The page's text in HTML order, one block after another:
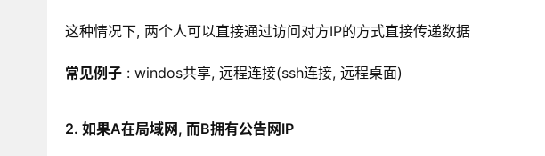
这种情况下, 两个人可以直接通过访问对方IP的方式直接传递数据
常见例子 : windos共享, 远程连接(ssh连接, 远程桌面)
2. 如果A在局域网, 而B拥有公告网IP